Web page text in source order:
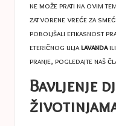
ne može prati na ovim
zatvorene vreće za
poboljšali efikasnost
eteričnog uljalavandaili
pranje, pogledajte naš
Bavljenje